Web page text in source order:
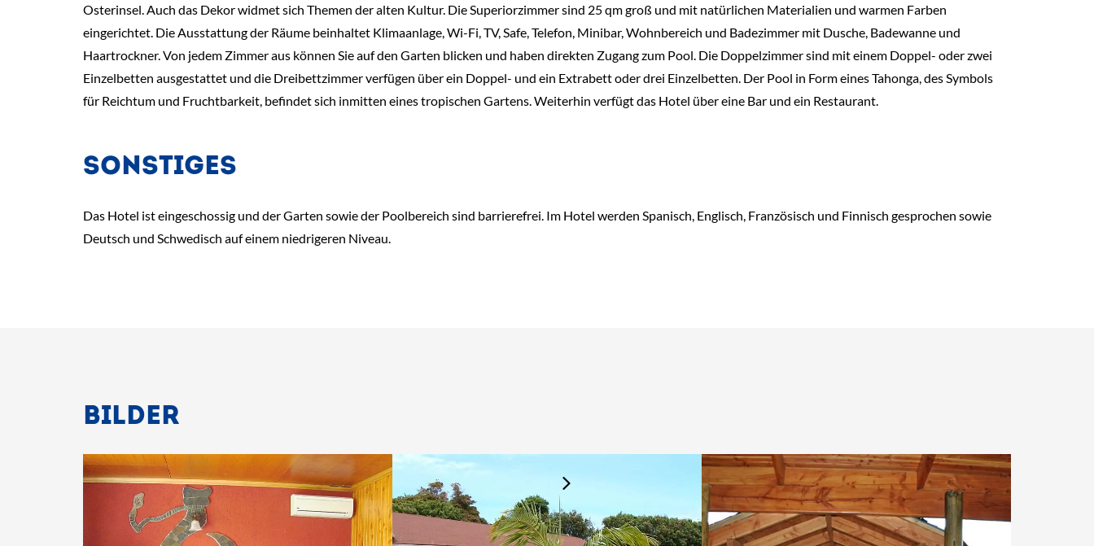
Osterinsel. Auch das Dekor widmet sich Themen der alten Kultur. Die Superiorzimmer sind 25 qm groß und mit natürlichen Materialien und warmen Farben
eingerichtet. Die Ausstattung der Räume beinhaltet Klimaanlage, Wi-Fi, TV, Safe, Telefon, Minibar, Wohnbereich und Badezimmer mit Dusche, Badewanne und
Haartrockner. Von jedem Zimmer aus können Sie auf den Garten blicken und haben direkten Zugang zum Pool. Die Doppelzimmer sind mit einem Doppel- oder zwei
Einzelbetten ausgestattet und die Dreibettzimmer verfügen über ein Doppel- und ein Extrabett oder drei Einzelbetten. Der Pool in Form eines Tahonga, des Symbols
für Reichtum und Fruchtbarkeit, befindet sich inmitten eines tropischen Gartens. Weiterhin verfügt das Hotel über eine Bar und ein Restaurant.
SONSTIGES
Das Hotel ist eingeschossig und der Garten sowie der Poolbereich sind barrierefrei. Im Hotel werden Spanisch, Englisch, Französisch und Finnisch gesprochen sowie
Deutsch und Schwedisch auf einem niedrigeren Niveau.
BILDER